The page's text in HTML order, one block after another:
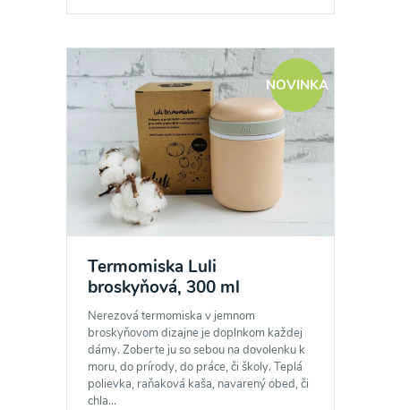
NOVINKA
Termomiska Luli
broskyňová, 300 ml
Nerezová termomiska v jemnom
broskyňovom dizajne je doplnkom každej
dámy. Zoberte ju so sebou na dovolenku k
moru, do prírody, do práce, či školy. Teplá
polievka, raňaková kaša, navarený obed, či
chla...